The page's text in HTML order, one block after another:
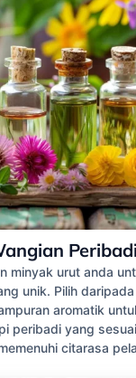
Peribadi
minyak urut anda
unik. Pilih
aromatik
peribadi yang
citarasa